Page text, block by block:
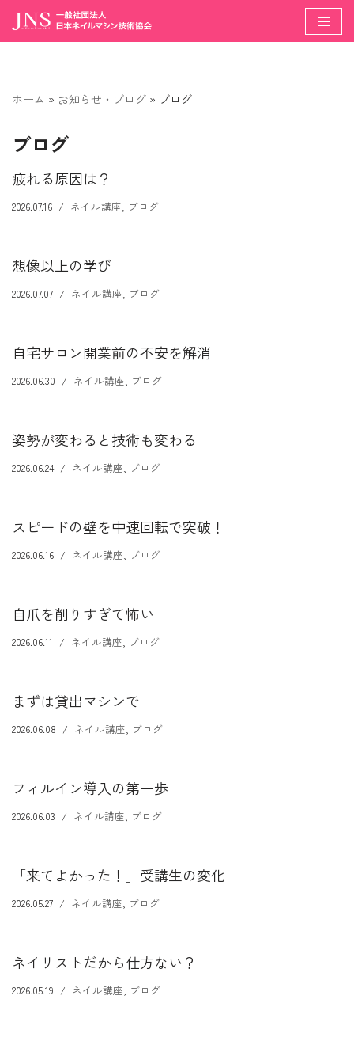
コ
ン
へ
キ
ッ
ホーム » お知らせ・ブログ » ブログ
ブログ
疲れる原因は？
2026.07.16 ネイル講座, ブログ
想像以上の学び
2026.07.07 ネイル講座, ブログ
自宅サロン開業前の不安を解消
2026.06.30 ネイル講座, ブログ
姿勢が変わると技術も変わる
2026.06.24 ネイル講座, ブログ
スピードの壁を中速回転で突破！
2026.06.16 ネイル講座, ブログ
自爪を削りすぎて怖い
2026.06.11 ネイル講座, ブログ
まずは貸出マシンで
2026.06.08 ネイル講座, ブログ
フィルイン導入の第一歩
2026.06.03 ネイル講座, ブログ
「来てよかった！」受講生の変化
2026.05.27 ネイル講座, ブログ
ネイリストだから仕方ない？
2026.05.19 ネイル講座, ブログ